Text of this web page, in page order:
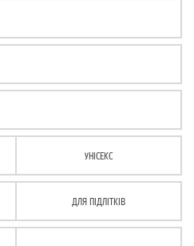
УНІСЕКС
ДЛЯ ПІДЛІТКІВ